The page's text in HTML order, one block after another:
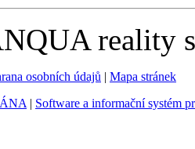
reality
osobních údajů | Mapa stránek
| Software a informační systém